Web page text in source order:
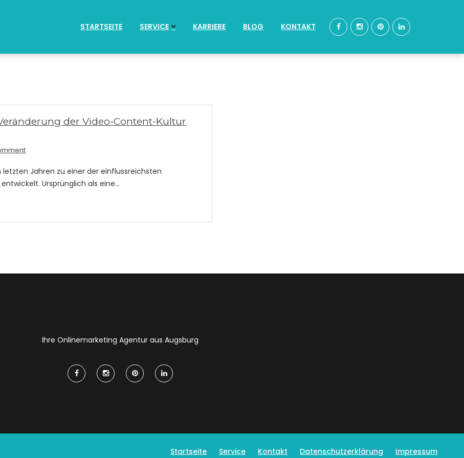
STARTSEITE SERVICE KARRIERE BLOG KONTAKT
der Video-Content-Kultur
letzten Jahren zu einer der einflussreichsten
Ursprünglich als eine…
Ihre Onlinemarketing Agentur aus Augsburg
Startseite Service Kontakt Datenschutzerklärung Impressum